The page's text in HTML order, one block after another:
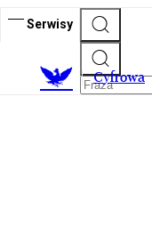
Serwisy
Cyfrowa